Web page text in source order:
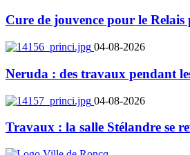
Cure de jouvence pour le
04-08-2026
Neruda : des travaux pendant
04-08-2026
Travaux : la salle Stélandre se